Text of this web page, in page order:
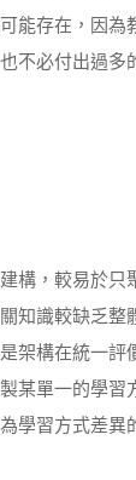
能存在，因為
不必付出過多
構，較易於只
知識較缺乏整
架構在統一評
某單一的學習
學習方式差異